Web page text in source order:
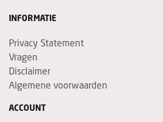
INFORMATIE
Privacy Statement
Vragen
Disclaimer
Algemene voorwaarden
ACCOUNT